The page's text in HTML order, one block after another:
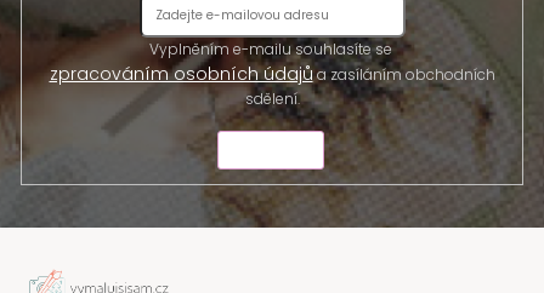
Vyplněním e-mailu souhlasíte se
zpracováním osobních údajůa zasíláním obchodních
sdělení.